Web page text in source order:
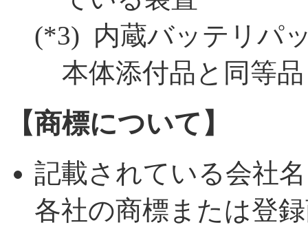
(*3) 内蔵バッテリパ
本体添付品と同等品
【商標について】
記載されている会社
各社の商標または登